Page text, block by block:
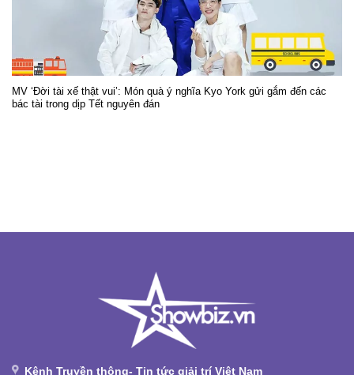
MV ‘Đời tài xế thật vui’: Món quà ý nghĩa Kyo York gửi gắm đến các
bác tài trong dịp Tết nguyên đán
Kênh Truyền thông- Tin tức giải trí Việt Nam